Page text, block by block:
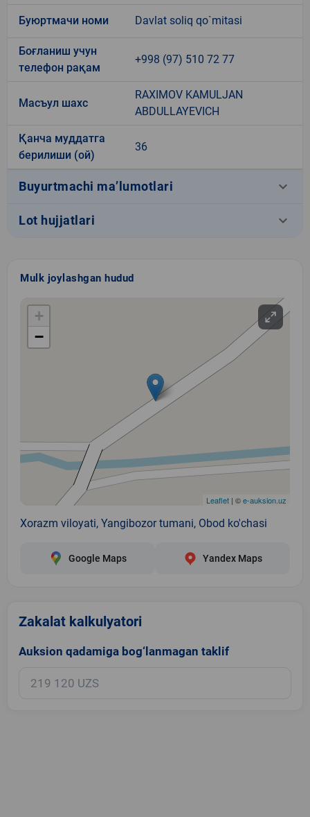
Буюртмачи номи Davlat soliq qo`mitasi
Боғланиш учун
телефон рақам
+998 (97) 510 72 77
Масъул шахс
RAXIMOV KAMULJAN
ABDULLAYEVICH
Қанча муддатга
берилиши (ой)
36
Buyurtmachi ma’lumotlari keyboard_arrow_down
Lot hujjatlari keyboard_arrow_down
Mulk joylashgan hudud
+
−
Leaflet | ©e-auksion.uz
Xorazm viloyati, Yangibozor tumani, Obod ko'chasi
Google Maps Yandex Maps
Zakalat kalkulyatori
Auksion qadamiga bog‘lanmagan taklif